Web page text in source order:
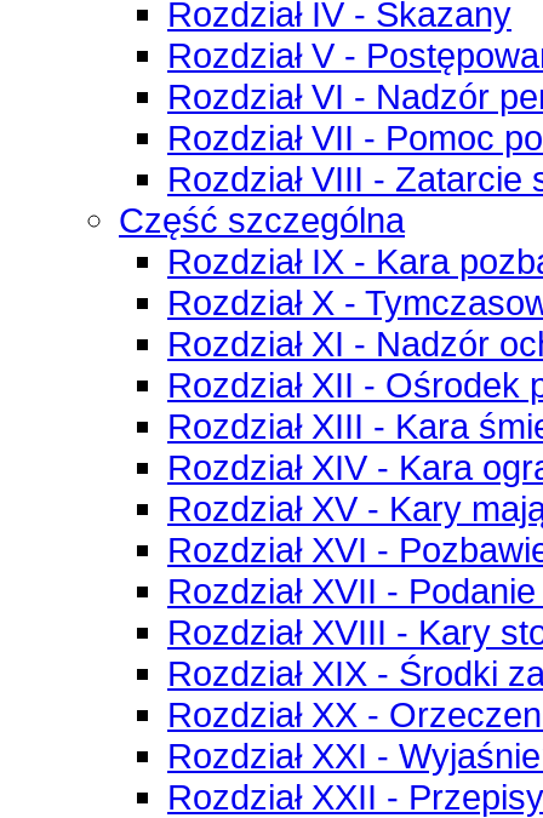
Rozdział IV - Skazany
Rozdział V -
Rozdział VI - Nadzór
Rozdział VII - Pomoc
Rozdział VIII - Zatarcie
Część szczególna
Rozdział IX - Kara
Rozdział X -
Rozdział XI - Nadzór
Rozdział XII - Ośrodek
Rozdział XIII - Kara
Rozdział XIV - Kara
Rozdział XV - Kary
Rozdział XVI -
Rozdział XVII -
Rozdział XVIII - Kary
Rozdział XIX - Środki
Rozdział XX -
Rozdział XXI -
Rozdział XXII -